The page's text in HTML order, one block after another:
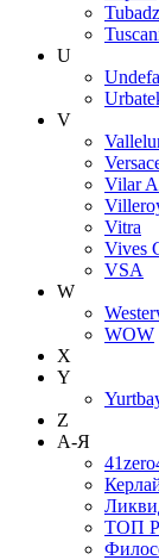
U
V
Vilar
Vitra
Vives
VSA
W
WOW
X
Y
Z
А-Я
ТОП